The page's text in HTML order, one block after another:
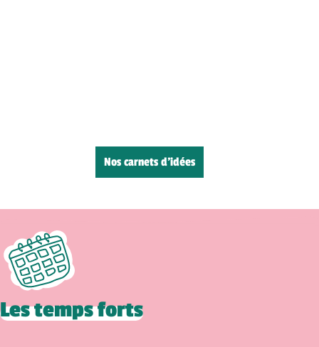
Nos carnets d’idées
Les temps forts